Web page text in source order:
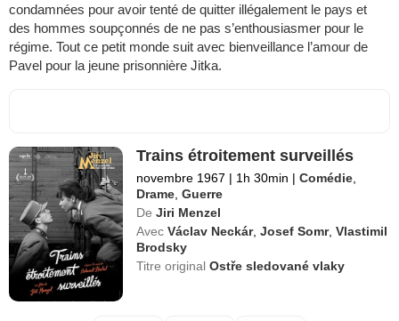
condamnées pour avoir tenté de quitter illégalement le pays et
des hommes soupçonnés de ne pas s’enthousiasmer pour le
régime. Tout ce petit monde suit avec bienveillance l’amour de
Pavel pour la jeune prisonnière Jitka.
Trains étroitement surveillés
novembre 1967 | 1h 30min | Comédie
Drame ,Guerre
De Jiri Menzel
Avec Václav Neckár,Josef Somr,Vlastimil
Brodsky
Titre originalOstře sledované vlaky